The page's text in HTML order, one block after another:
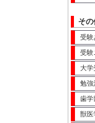
そ
受験
受験
大
勉強
歯学
獣医